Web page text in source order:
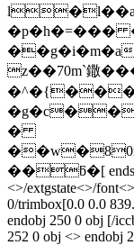
�p�h�=���
��g�i�m�a
z��70m`鏾
�
��ƃ�[
<>/extgstate<>/
0/trimbox[0.0 0.0
endobj 250 0 obj [/
252 0 obj <> endobj